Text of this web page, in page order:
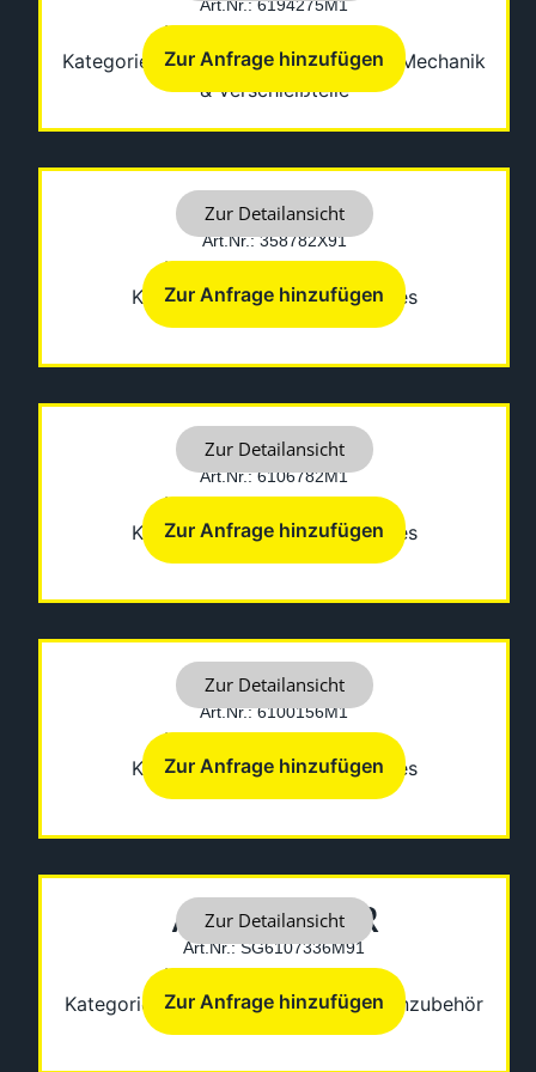
Art.Nr.: 6194275M1
Hersteller: Fermec-Terex
Kategorien: Laufwerkskomponenten
Mechanik
& Verschleißteile
Zur Anfrage hinzufügen
ADAPTER
Art.Nr.: 358782X91
Hersteller: Fermec-Terex
Kategorien: Diverses,Sonstiges
Zur Detailansicht
Zur Anfrage hinzufügen
ADAPTOR
Art.Nr.: 6106782M1
Hersteller: Fermec-Terex
Kategorien: Diverses,Sonstiges
Zur Detailansicht
Zur Anfrage hinzufügen
ADAPTOR
Art.Nr.: 6100156M1
Hersteller: Fermec-Terex
Kategorien: Diverses,Sonstiges
Zur Detailansicht
Zur Anfrage hinzufügen
AIR CLEANER
Art.Nr.: SG6107336M91
Hersteller: Fermec-Terex
Kategorien: Elektrik & Kabine,Kabinenzubehör
Zur Detailansicht
Zur Anfrage hinzufügen